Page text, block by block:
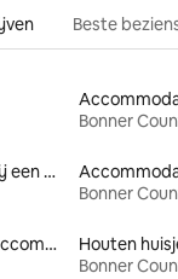
Beste
Bonner
Accommodaties nabij een meer
Bonner
Huisdiervriendelijke accommodaties
Houten
Bonner